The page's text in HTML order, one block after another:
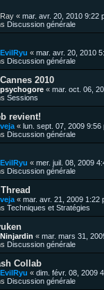
Ray « mar. avr. 20, 2010 9:22
Discussion générale
EvilRyu « mar. avr. 20, 2010
Discussion générale
2010
psychogore « mar. oct. 06,
Sessions
revient!
veja « lun. sept. 07, 2009 9:56
Discussion générale
EvilRyu « mer. juil. 08, 2009
Discussion générale
veja « mar. avr. 21, 2009 1:22
Techniques et Stratégies
Ninjardin « mar. mars 31,
Discussion générale
Collab
EvilRyu « dim. févr. 08, 2009
Discussion générale